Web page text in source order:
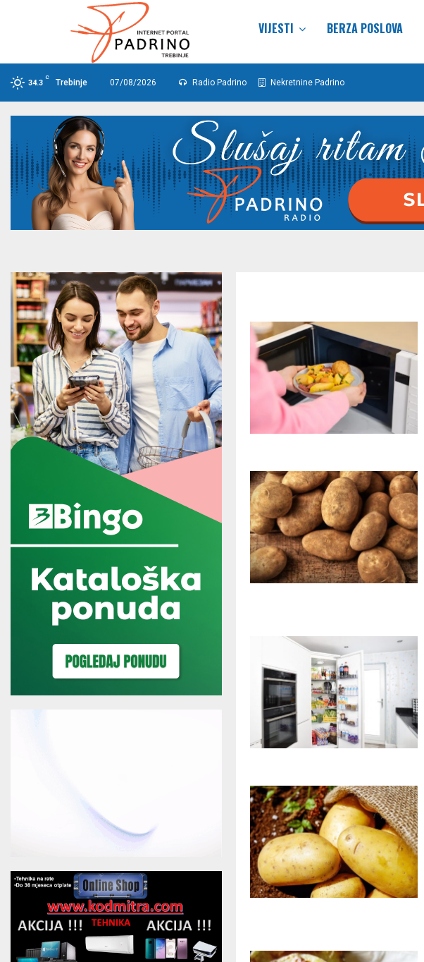
VIJESTI BERZA POSLOVA
34.3
C
Trebinje 07/08/2026 Radio Padrino Nekretnine Padrino